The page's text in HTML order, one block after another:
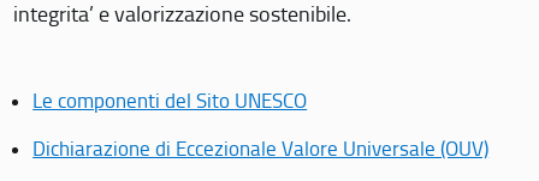
integrita’ e valorizzazione sostenibile.
Le componenti del Sito UNESCO
Dichiarazione di Eccezionale Valore Universale (OUV)